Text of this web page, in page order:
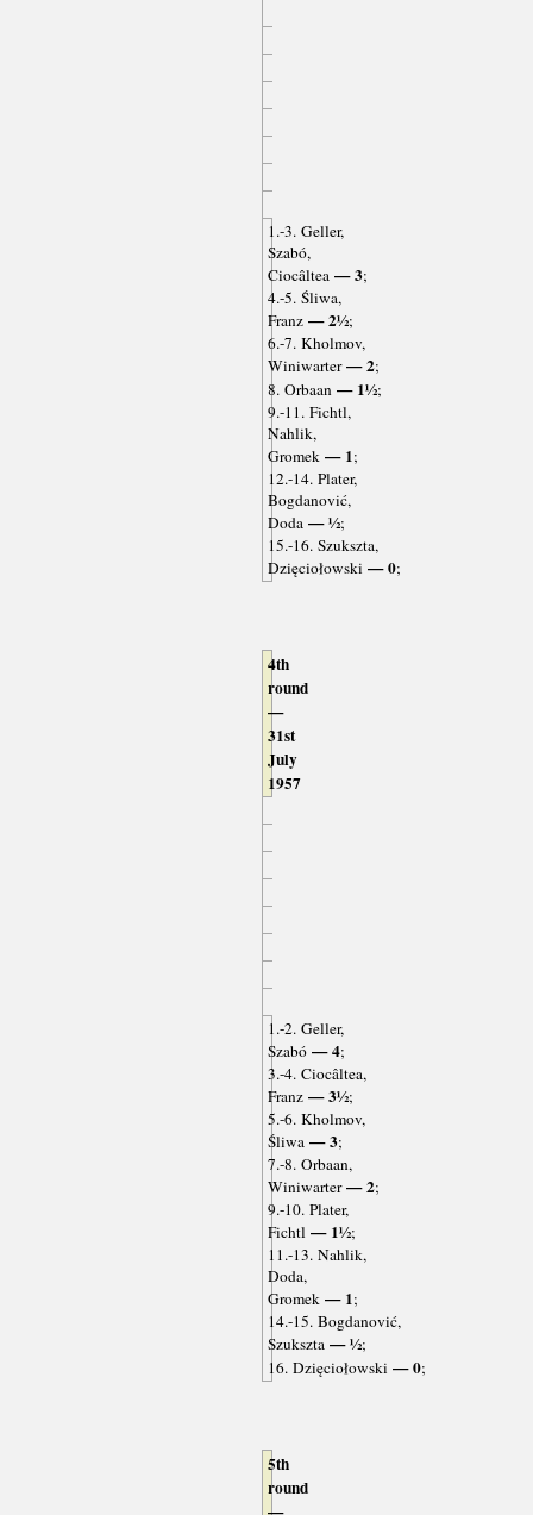
1.-3. Geller,
Szabó,
Ciocâltea— 3;
4.-5. Śliwa,
Franz— 2½;
6.-7. Kholmov,
Winiwarter— 2;
8. Orbaan— 1½;
9.-11. Fichtl,
Nahlik,
Gromek— 1;
12.-14. Plater,
Bogdanović,
Doda— ½;
15.-16. Szukszta,
Dzięciołowski — 0;
4th
round
—
31st
July
1957
1.-2. Geller,
Szabó— 4;
3.-4. Ciocâltea,
Franz— 3½;
5.-6. Kholmov,
Śliwa— 3;
7.-8. Orbaan,
Winiwarter— 2;
9.-10. Plater,
Fichtl— 1½;
11.-13. Nahlik,
Doda,
Gromek— 1;
14.-15. Bogdanović,
Szukszta— ½;
16. Dzięciołowski — 0;
5th
round